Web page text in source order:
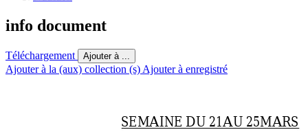
info document
Téléchargement Ajouter à ...
Ajouter à la (aux) collection (s) Ajouter à enregistré
SEMAINE DU 21AU 25MARS